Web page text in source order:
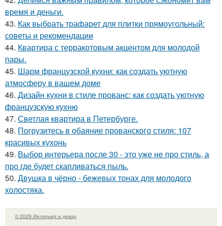
время и деньги.
43. Как выбрать трафарет для плитки прямоугольный:
советы и рекомендации
44. Квартира с терракотовым акцентом для молодой
пары.
45. Шарм французской кухни: как создать уютную
атмосферу в вашем доме
46. Дизайн кухни в стиле прованс: как создать уютную
французскую кухню
47. Светлая квартира в Петербурге.
48. Погрузитесь в обаяние прованского стиля: 107
красивых кухонь
49. Выбор интерьера после 30 - это уже не про стиль, а
про где будет скапливаться пыль.
50. Двушка в чёрно - бежевых тонах для молодого
холостяка.
© 2026 Интерьер и декор